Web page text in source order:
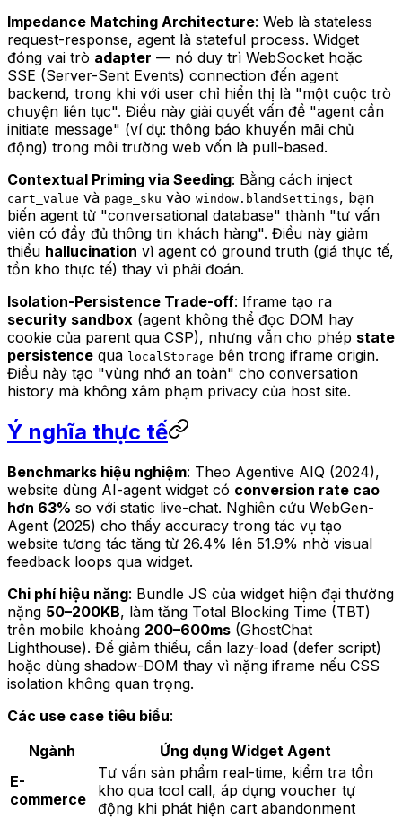
Impedance Matching Architecture: Web là stateless
request-response, agent là stateful process. Widget
đóng vai trò adapter — nó duy trì WebSocket hoặc
SSE (Server-Sent Events) connection đến agent
backend, trong khi với user chỉ hiển thị là "một cuộc trò
chuyện liên tục". Điều này giải quyết vấn đề "agent cần
initiate message" (ví dụ: thông báo khuyến mãi chủ
động) trong môi trường web vốn là pull-based.
Contextual Priming via Seeding: Bằng cách inject
cart_value và page_sku vào window.blandSettings, bạn
biến agent từ "conversational database" thành "tư vấn
viên có đầy đủ thông tin khách hàng". Điều này giảm
thiểu hallucination vì agent có ground truth (giá thực tế,
tồn kho thực tế) thay vì phải đoán.
Isolation-Persistence Trade-off: Iframe tạo ra
security sandbox (agent không thể đọc DOM hay
cookie của parent qua CSP), nhưng vẫn cho phép state
persistence qua localStorage bên trong iframe origin.
Điều này tạo "vùng nhớ an toàn" cho conversation
history mà không xâm phạm privacy của host site.
Ý nghĩa thực tế
Benchmarks hiệu nghiệm: Theo Agentive AIQ (2024),
website dùng AI-agent widget có conversion rate cao
hơn 63% so với static live-chat. Nghiên cứu WebGen-
Agent (2025) cho thấy accuracy trong tác vụ tạo
website tương tác tăng từ 26.4% lên 51.9% nhờ visual
feedback loops qua widget.
Chi phí hiệu năng: Bundle JS của widget hiện đại thường
nặng 50–200KB, làm tăng Total Blocking Time (TBT)
trên mobile khoảng 200–600ms (GhostChat
Lighthouse). Để giảm thiểu, cần lazy-load (defer script)
hoặc dùng shadow-DOM thay vì nặng iframe nếu CSS
isolation không quan trọng.
Các use case tiêu biểu:
Ngành
Ứng dụng Widget Agent
E-
commerce
Tư vấn sản phẩm real-time, kiểm tra tồn
kho qua tool call, áp dụng voucher tự
động khi phát hiện cart abandonment